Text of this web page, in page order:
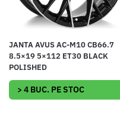
JANTA AVUS AC-M10 CB66.7
8.5×19 5×112 ET30 BLACK
POLISHED
> 4 BUC. PE STOC